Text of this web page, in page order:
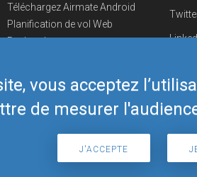
vous acceptez
de mesurer
J'ACCEPTE
Téléchargez Airmate Android
Planification de vol Web
Recherche
Boutique Airmate